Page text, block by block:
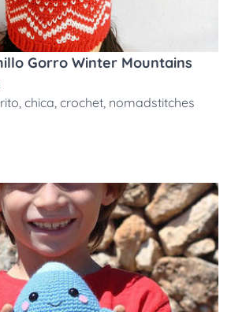
Gorro Winter Mountains
, chica, crochet, nomadstitches